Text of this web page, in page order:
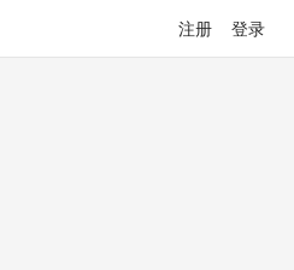
注册 登录